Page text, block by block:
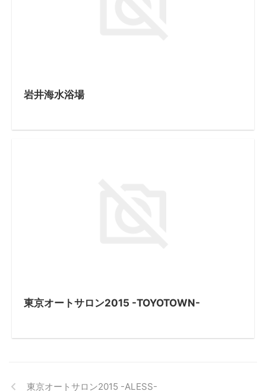
岩井海水浴場
東京オートサロン2015 -TOYOTOWN-
東京オートサロン2015 -ALESS-